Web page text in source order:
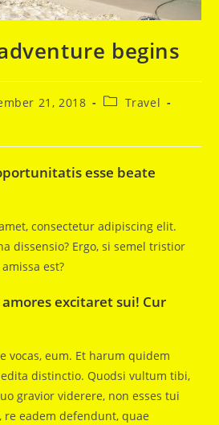
begins
21, 2018
PostTravel
esse beate
consectetur adipiscing elit.
dissensio? Ergo, si semel tristior
est?
excitaret sui! Cur
vocas, eum. Et harum quidem
distinctio. Quodsi vultum tibi,
gravior viderere, non esses tui
eadem defendunt, quae